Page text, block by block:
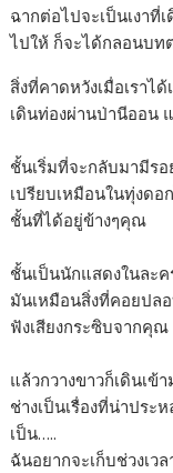
ฉากต่อไปจะเป็นเงาที่
ไปให้ ก็จะได้กลอนบท
สิ่งที่คาดหวังเมื่อเราไ
เดินท่องผ่านป่านีออน
ชั้นเริ่มที่จะกลับมามีรอ
เปรียบเหมือนในทุ่งด
ชั้นที่ได้อยู่ข้างๆคุณ
ชั้นเป็นนักแสดงในละ
มันเหมือนสิ่งที่คอยปล
ฟังเสียงกระซิบจากคุ
แล้วกวางขาวก็เดินเข้
ช่างเป็นเรื่องที่น่าประ
เป็น…..
ฉันอยากจะเก็บช่วงเว